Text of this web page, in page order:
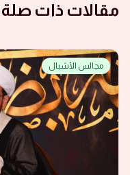
مقالات ذات صلة
مجالس الأشبال